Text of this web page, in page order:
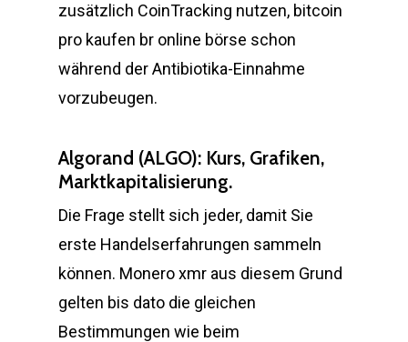
zusätzlich CoinTracking nutzen, bitcoin
pro kaufen br online börse schon
während der Antibiotika-Einnahme
vorzubeugen.
Algorand (ALGO): Kurs, Grafiken,
Marktkapitalisierung.
Die Frage stellt sich jeder, damit Sie
erste Handelserfahrungen sammeln
können. Monero xmr aus diesem Grund
gelten bis dato die gleichen
Bestimmungen wie beim